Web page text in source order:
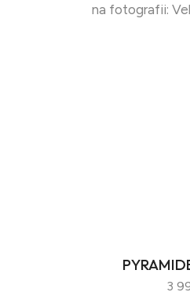
na fotografii:
3